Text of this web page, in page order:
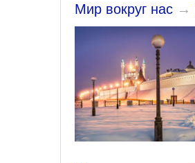
Мир вокруг нас →